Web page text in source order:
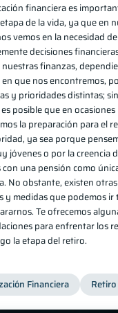
financiera es
de la vida, ya que en
vemos en la necesidad
decisiones
finanzas,
que nos encontremos,
y prioridades distintas; sin
posible que en ocasiones
la preparación para el
ya sea porque
jóvenes o por la creencia
una pensión como
No obstante, existen otras
y medidas que podemos ir
Te ofrecemos
para enfrentar los
la etapa del retiro.
Financiera Retiro